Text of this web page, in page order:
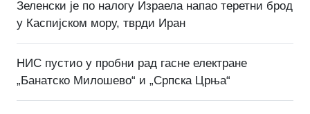
Зеленски је по налогу Израела напао теретни брод
у Каспијском мору, тврди Иран
НИС пустио у пробни рад гасне електране
„Банатско Милошево“ и „Српска Црња“